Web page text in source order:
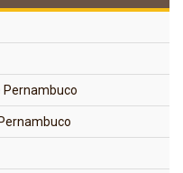
Pernambuco